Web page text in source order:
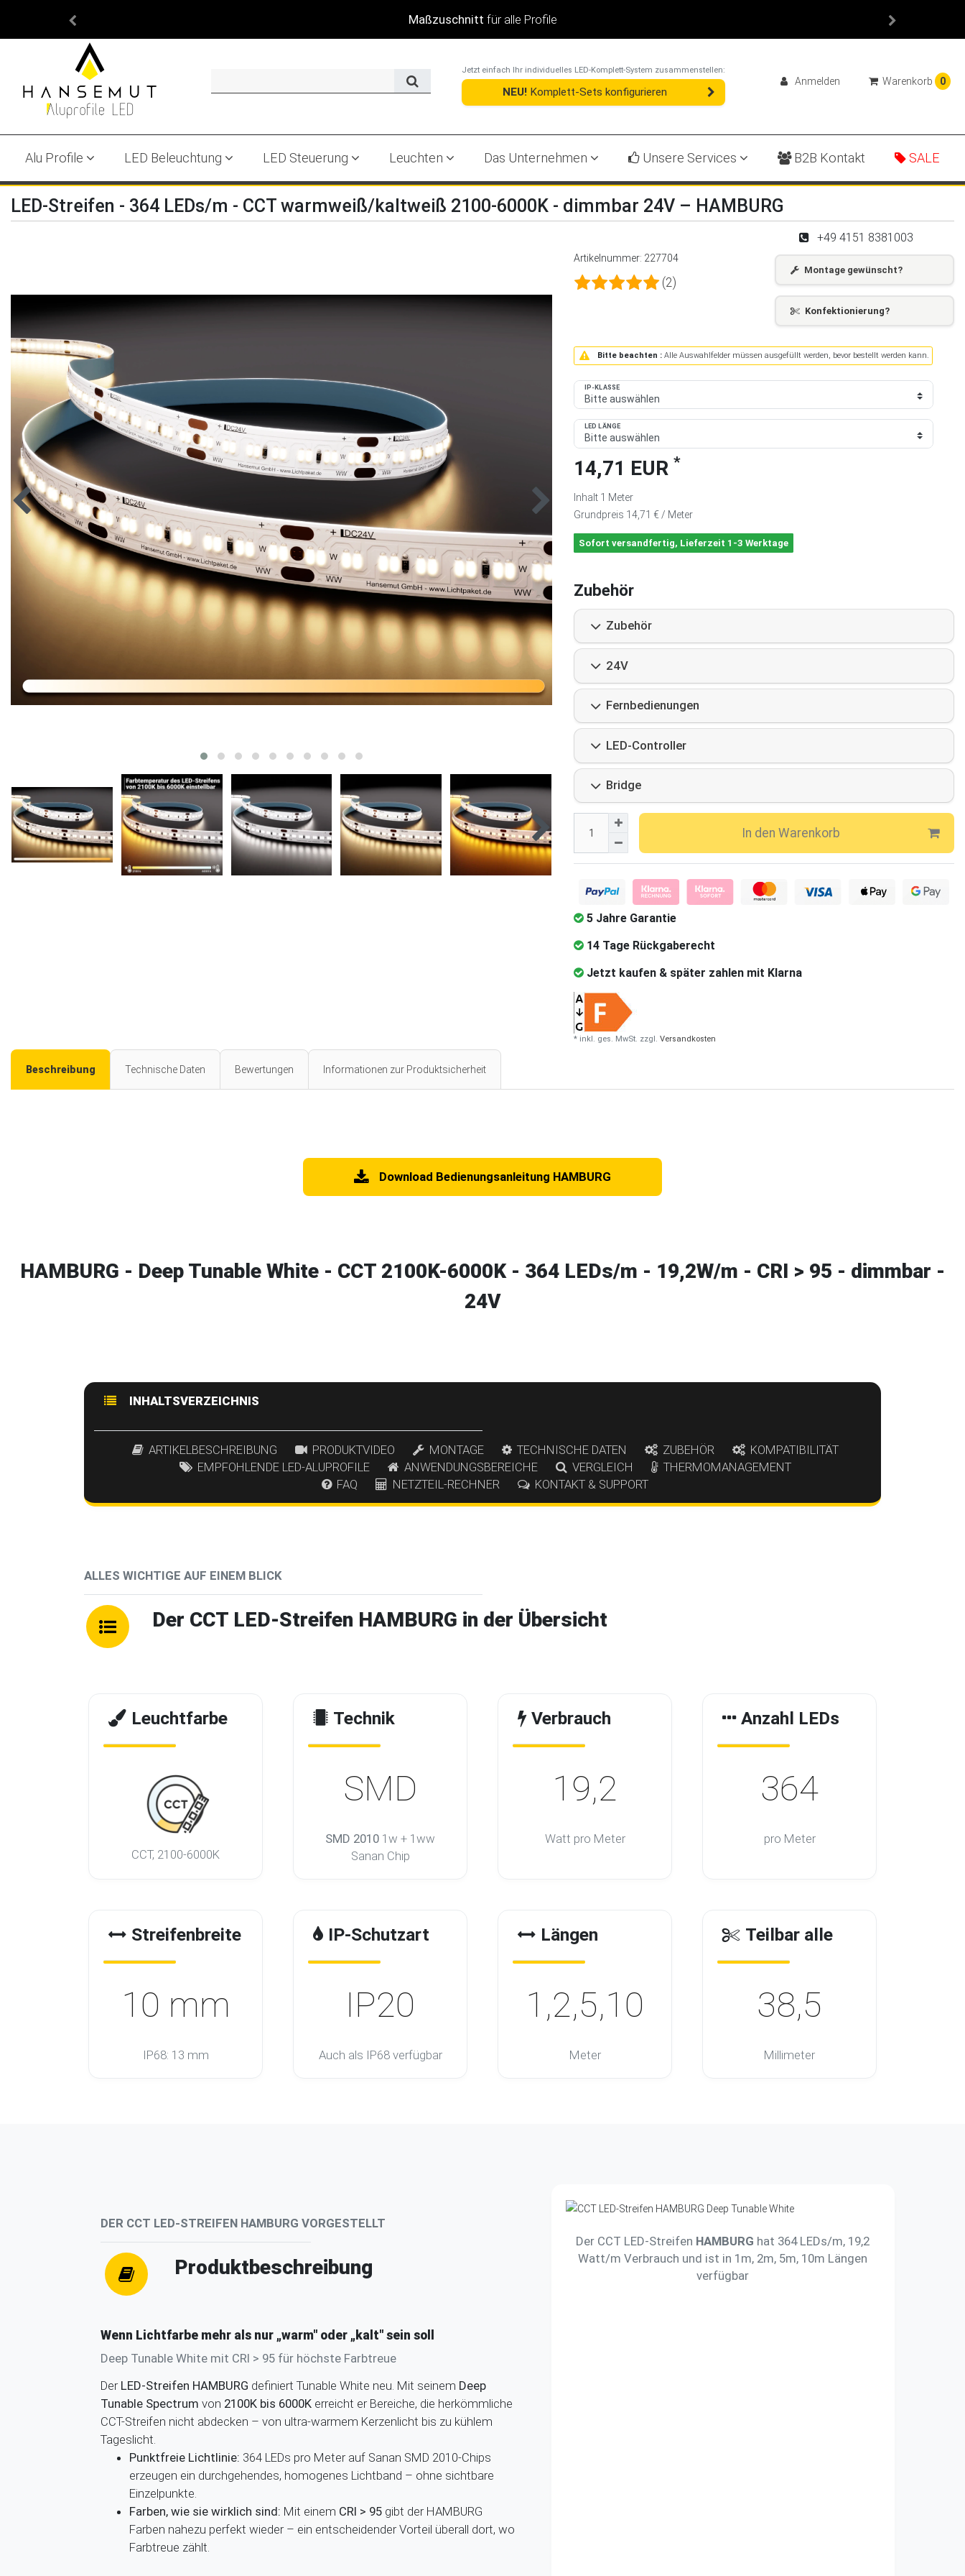
+36.000 Bewertungen
Jetzt einfach Ihr individuelles LED-Komplett-System zusammenstellen:
NEU!Komplett-Sets konfigurieren
Anmelden Warenkorb 0
Alu Profile LED Beleuchtung LED Steuerung Leuchten Das Unternehmen Unsere Services B2B Kontakt SALE
LED-Streifen - 364 LEDs/m - CCT warmweiß/kaltweiß 2100-6000K - dimmbar 24V – HAMBURG
+49 4151 8381003
Artikelnummer: 227704
(2)
Montage gewünscht?
Konfektionierung?
Bitte beachten : Alle Auswahlfelder müssen ausgefüllt werden, bevor bestellt werden kann.
IP-KLASSE
LED LÄNGE
14,71 EUR *
Inhalt 1 Meter
Grundpreis 14,71 € / Meter
Sofort versandfertig, Lieferzeit 1-3 Werktage
Zubehör
Zubehör
24V
Fernbedienungen
LED-Controller
Bridge
In den Warenkorb
5 Jahre Garantie
14 Tage Rückgaberecht
Jetzt kaufen & später zahlen mit Klarna
* inkl. ges. MwSt. zzgl. Versandkosten
Beschreibung Technische Daten Bewertungen Informationen zur Produktsicherheit
Download Bedienungsanleitung HAMBURG
HAMBURG - Deep Tunable White - CCT 2100K-6000K - 364 LEDs/m - 19,2W/m - CRI > 95 - dimmbar -
24V
INHALTSVERZEICHNIS
ARTIKELBESCHREIBUNG PRODUKTVIDEO MONTAGE TECHNISCHE DATEN ZUBEHÖR
KOMPATIBILITÄT
EMPFOHLENDE LED-ALUPROFILE
ANWENDUNGSBEREICHE VERGLEICH
THERMOMANAGEMENT
FAQ
NETZTEIL-RECHNER KONTAKT & SUPPORT
ALLES WICHTIGE AUF EINEM BLICK
Der CCT LED-Streifen HAMBURG in der Übersicht
Leuchtfarbe
CCT, 2100-6000K
Technik
SMD
SMD 2010 1w + 1ww
Sanan Chip
Verbrauch
19,2
Watt pro Meter
Anzahl LEDs
364
pro Meter
Streifenbreite
10 mm
IP68: 13 mm
IP-Schutzart
IP20
Auch als IP68 verfügbar
Längen
1,2,5,10
Meter
Teilbar alle
38,5
Millimeter
DER CCT LED-STREIFEN HAMBURG VORGESTELLT
Produktbeschreibung
Wenn Lichtfarbe mehr als nur „warm" oder „kalt" sein soll
Deep Tunable White mit CRI > 95 für höchste Farbtreue
Der LED-Streifen HAMBURG definiert Tunable White neu. Mit seinem Deep
Tunable Spectrum von 2100K bis 6000K erreicht er Bereiche, die herkömmliche
CCT-Streifen nicht abdecken – von ultra-warmem Kerzenlicht bis zu kühlem
Tageslicht.
Punktfreie Lichtlinie: 364 LEDs pro Meter auf Sanan SMD 2010-Chips
erzeugen ein durchgehendes, homogenes Lichtband – ohne sichtbare
Einzelpunkte.
Farben, wie sie wirklich sind: Mit einem CRI > 95 gibt der HAMBURG
Farben nahezu perfekt wieder – ein entscheidender Vorteil überall dort, wo
Farbtreue zählt.
Der CCT LED-Streifen HAMBURG hat 364 LEDs/m, 19,2
Watt/m Verbrauch und ist in 1m, 2m, 5m, 10m Längen
verfügbar